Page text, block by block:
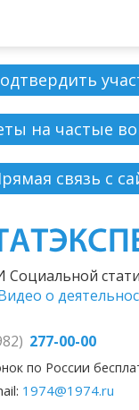
на частые
связь с
о
277-00-00
по России
1974@1974.ru